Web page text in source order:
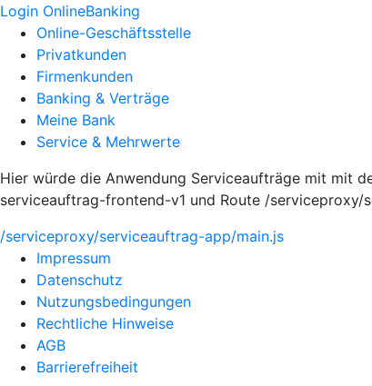
Login OnlineBanking
Online-Geschäftsstelle
Privatkunden
Firmenkunden
Banking & Verträge
Meine Bank
Service & Mehrwerte
Hier würde die Anwendung Serviceaufträge mit mit
serviceauftrag-frontend-v1 und Route /
/serviceproxy/serviceauftrag-app/main.js
Impressum
Datenschutz
Nutzungsbedingungen
Rechtliche Hinweise
AGB
Barrierefreiheit